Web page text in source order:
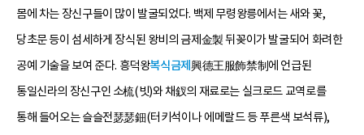
몸에 차는 장신구들이 많이 발굴되었다. 백제 무령왕릉에서는 새와 꽃,
당초문 등이 섬세하게 장식된 왕비의 금제金製 뒤꽂이가 발굴되어 화려한
공예 기술을 보여 준다. 흥덕왕복식금제 興德王服飾禁制에 언급된
통일신라의 장신구인 소梳(빗)와 채釵의 재료로는 실크로드 교역로를
통해 들어오는 슬슬전瑟瑟鈿(터키석이나 에메랄드 등 푸른색 보석류),